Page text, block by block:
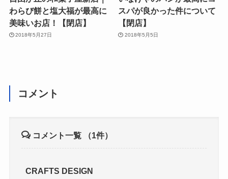
わらび餅と塩大福が最高に
美味いお店！【閉店】
2018年5月27日
スパが良かった件について
【閉店】
2018年5月5日
コメント
コメント一覧 （1件）
CRAFTS DESIGN